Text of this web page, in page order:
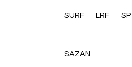
SURF LRF
SAZAN